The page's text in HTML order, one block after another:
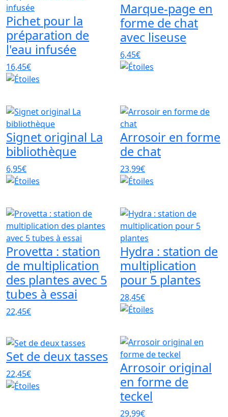
Pichet pour la
préparation de
l'eau infusée
16,45€
Marque-page en
forme de chat
avec liseuse
6,45€
Signet original La
bibliothèque
6,95€
Arrosoir en forme
de chat
23,99€
Provetta : station
de multiplication
des plantes avec 5
tubes à essai
22,45€
Hydra : station de
multiplication
pour 5 plantes
28,45€
Set de deux tasses
22,45€
Arrosoir original
en forme de
teckel
29,99€